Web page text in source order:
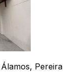
Pereira